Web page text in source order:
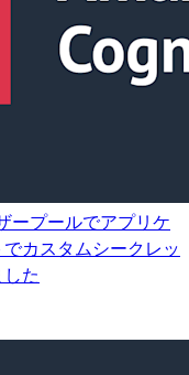
ープールでアプリケ
カスタムシークレッ
た